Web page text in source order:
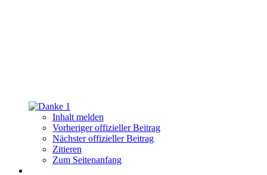
1
Inhalt melden
Vorheriger offizieller Beitrag
Nächster offizieller Beitrag
Zitieren
Zum Seitenanfang